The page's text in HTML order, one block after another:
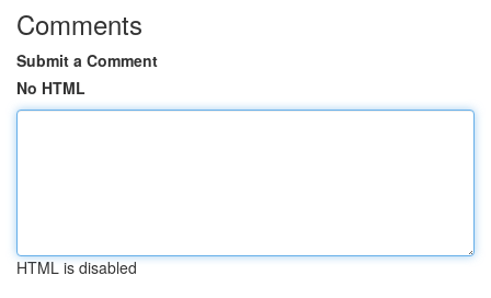
Comments
Submit a Comment
No HTML
HTML is disabled